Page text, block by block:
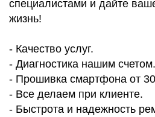
специалистами и дайте
жизнь!
- Качество услуг.
- Диагностика нашим счетом.
- Прошивка смартфона от
- Все делаем при клиенте.
- Быстрота и надежность